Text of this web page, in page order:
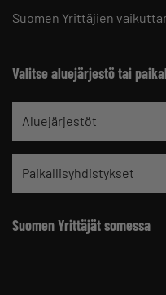
Suomen Yrittäjien
Valitse aluejärjestö tai
Aluejärjestöt
Paikallisyhdistykset
Suomen Yrittäjät somessa